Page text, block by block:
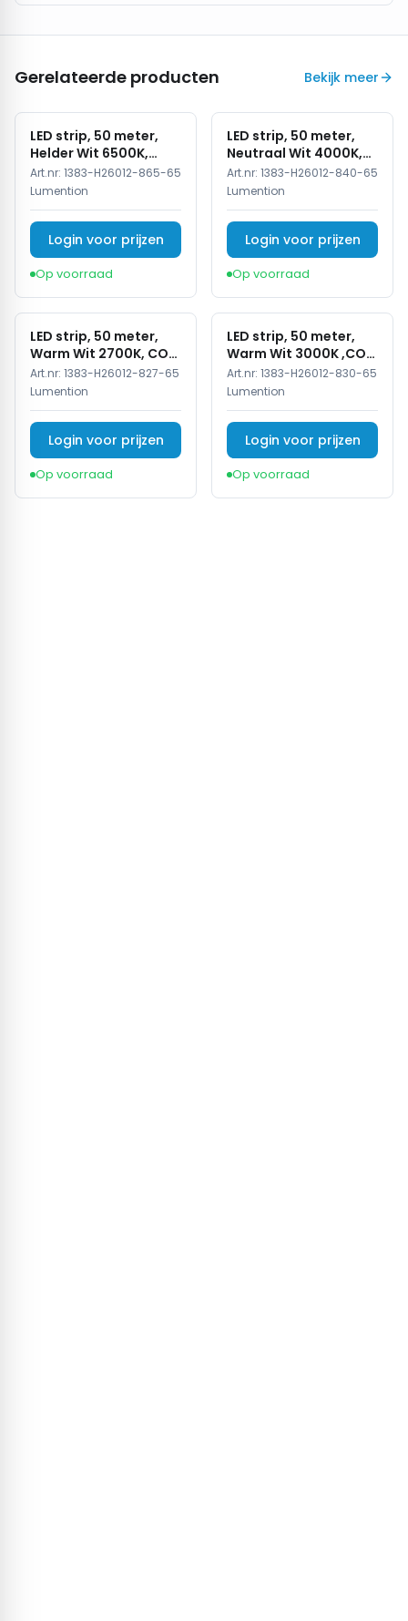
Gerelateerde producten Bekijk meer
LED strip, 50 meter,
Helder Wit 6500K,
COB, High Voltage,
220V, IP65
Art.nr: 1383-H26012-865-65
Lumention
Login voor prijzen
Op voorraad
LED strip, 50 meter,
Neutraal Wit 4000K,
COB, High Voltage,
220V, IP65
Art.nr: 1383-H26012-840-65
Lumention
Login voor prijzen
Op voorraad
LED strip, 50 meter,
Warm Wit 2700K, COB,
High Voltage, 50
meter, 220V, IP65
Art.nr: 1383-H26012-827-65
Lumention
Login voor prijzen
Op voorraad
LED strip, 50 meter,
Warm Wit 3000K ,COB,
High Voltage, 220V,
IP65
Art.nr: 1383-H26012-830-65
Lumention
Login voor prijzen
Op voorraad